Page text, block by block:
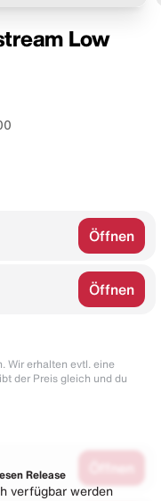
Low
Öffnen
Öffnen
Wir erhalten evtl. eine
der Preis gleich und du
Release
verfügbar werden